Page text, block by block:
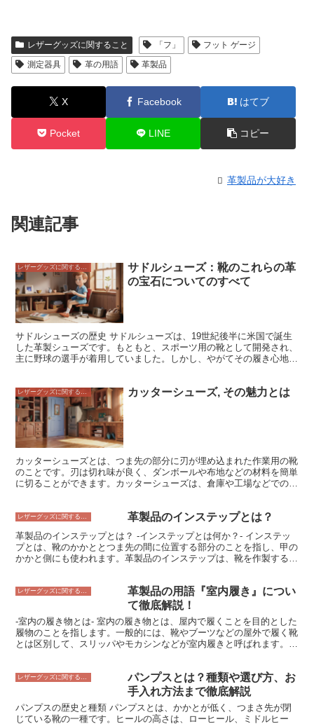
レザーグッズに関すること 「フ」
フット ゲージ
測定器具
革の用語 革製品
X Facebook はてブ
Pocket LINE コピー
革製品が大好き
関連記事
サドルシューズ：靴のこれらの革
の宝石についてのすべて
サドルシューズの歴史 サドルシューズは、19世紀後半に米国で誕生
した革製シューズです。もともと、スポーツ用の靴として開発され、
主に野球の選手が着用していました。しかし、やがてその履き心地の
靴となっています。
カッターシューズ, その魅力とは
カッターシューズとは、つま先の部分に刃が埋め込まれた作業用の靴
のことです。刃は切れ味が良く、ダンボールや布地などの材料を簡単
に切ることができます。カッターシューズは、倉庫や工場などでの作
しており、つま先を保護することでケガを防ぐことができます。
革製品のインステップとは？
革製品のインステップとは？ -インステップとは何か？- インステッ
プとは、靴のかかととつま先の間に位置する部分のことを指し、甲の
かかと側にも使われます。革製品のインステップは、靴を作製する上
材は、靴の履き心地や耐久性に影響を与えるため、靴を選ぶ際には注
意が必要です。インステップのフィット感を確認するには、靴を履い
てつま先を少し上げてみましょう。このとき、インステップに圧迫感
や痛みを感じないことが大切です。また、インステップの素材は、革
製品の場合は牛革、豚革、馬革などが一般的です。それぞれの素材に
は特徴があるため、好みに合った素材の靴を選ぶとよいでしょう。
レザーグッズに関すること
革製品の用語『室内履き』につい
て徹底解説！
-室内の履き物とは- 室内の履き物とは、屋内で履くことを目的とした
履物のことを指します。一般的には、靴やブーツなどの屋外で履く靴
とは区別して、スリッパやモカシンなどが室内履きと呼ばれます。 -
きる簡単な形状です。また、モカシンは、足首を覆うデザインで、ス
リッパよりもサポート力が強く、かかとを踏んで履くことができま
さまざまな種類の室内履きがあります。それぞれの履き物は、デザイ
レザーグッズに関すること
パンプスとは？種類や選び方、お
手入れ方法まで徹底解説
パンプスの歴史と種類 パンプスとは、かかとが低く、つまさ先が閉
じている靴の一種です。ヒールの高さは、ローヒール、ミドルヒー